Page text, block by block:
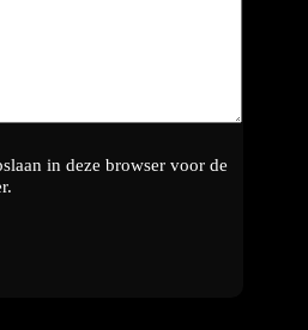
in deze browser voor de